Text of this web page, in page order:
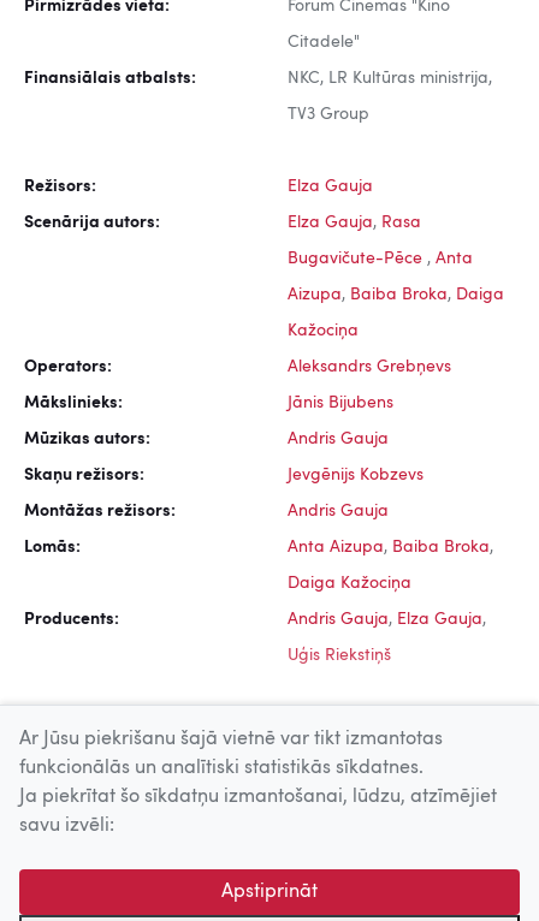
Pirmizrādes vieta: Forum Cinemas "Kino
Citadele"
Finansiālais atbalsts: NKC, LR Kultūras ministrija,
TV3 Group
Režisors: Elza Gauja
Scenārija autors: Elza Gauja, Rasa
Bugavičute-Pēce , Anta
Aizupa, Baiba Broka, Daiga
Kažociņa
Operators: Aleksandrs Grebņevs
Mākslinieks: Jānis Bijubens
Mūzikas autors: Andris Gauja
Skaņu režisors: Jevgēnijs Kobzevs
Montāžas režisors: Andris Gauja
Lomās: Anta Aizupa, Baiba Broka,
Daiga Kažociņa
Producents: Andris Gauja, Elza Gauja,
Uģis Riekstiņš
Uz augšu
© 2026 Nacionālais Kino centrs, Kultūras informācijas sistēmu
centrs. Sadarbības partneris: Latvijas Valsts
Ar Jūsu piekrišanu šajā vietnē var tikt izmantotas
funkcionālās un analītiski statistikās sīkdatnes.
Ja piekrītat šo sīkdatņu izmantošanai, lūdzu, atzīmējiet
savu izvēli:
Apstiprināt